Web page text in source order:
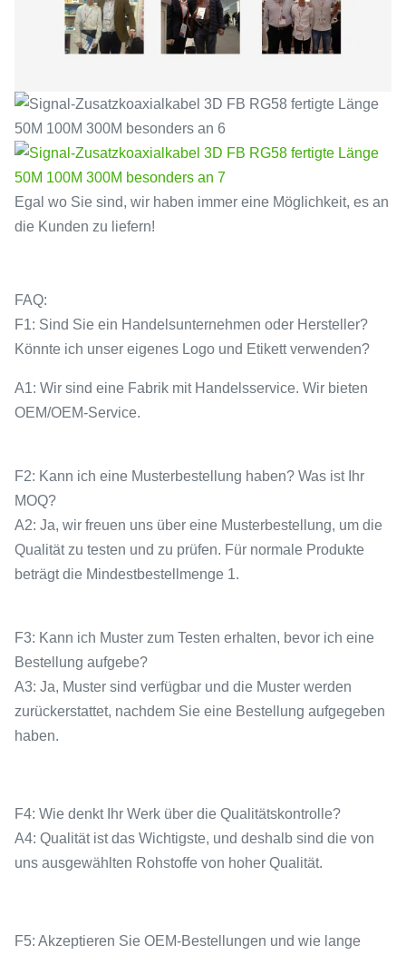
Egal wo Sie sind, wir haben immer eine Möglichkeit, es an
die Kunden zu liefern!
FAQ:
F1: Sind Sie ein Handelsunternehmen oder Hersteller?
Könnte ich unser eigenes Logo und Etikett verwenden?
A1: Wir sind eine Fabrik mit Handelsservice. Wir bieten
OEM/OEM-Service.
F2: Kann ich eine Musterbestellung haben? Was ist Ihr
MOQ?
A2: Ja, wir freuen uns über eine Musterbestellung, um die
Qualität zu testen und zu prüfen. Für normale Produkte
beträgt die Mindestbestellmenge 1.
F3: Kann ich Muster zum Testen erhalten, bevor ich eine
Bestellung aufgebe?
A3: Ja, Muster sind verfügbar und die Muster werden
zurückerstattet, nachdem Sie eine Bestellung aufgegeben
haben.
F4: Wie denkt Ihr Werk über die Qualitätskontrolle?
A4: Qualität ist das Wichtigste, und deshalb sind die von
uns ausgewählten Rohstoffe von hoher Qualität.
F5: Akzeptieren Sie OEM-Bestellungen und wie lange